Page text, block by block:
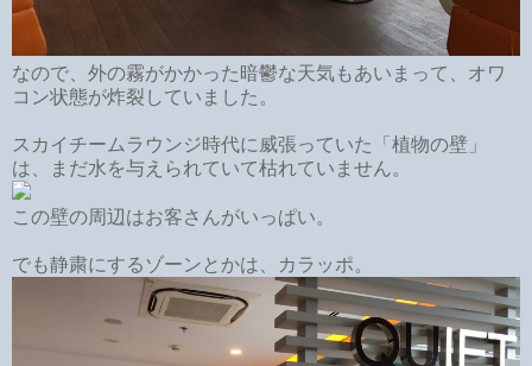
なので、外の霧がかかった暗鬱な天気もあいまって、オワ
コン状態が炸裂していました。
スカイチームラウンジ時代に威張っていた「植物の壁」
は、まだ水を与えられていて枯れていません。
この壁の周辺はお客さんがいっぱい。
でも静粛にするゾーンとかは、カラッポ。